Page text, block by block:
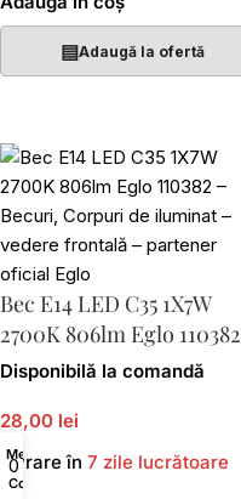
▤Adaugă la ofertă
Bec E14 LED C35 1X7W
2700K 806lm Eglo 110382
Disponibilă la comandă
28,00 lei
Livrare în 7 zile lucrătoare
Menu
0
Coș